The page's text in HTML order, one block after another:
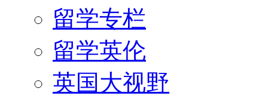
留学专栏
留学英伦
英国大视野